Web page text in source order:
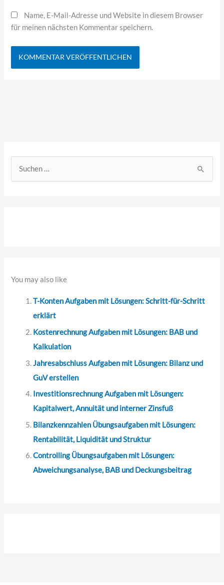
Name, E-Mail-Adresse und Website in diesem Browser
für meinen nächsten Kommentar speichern.
You may also like
T-Konten Aufgaben mit Lösungen: Schritt-für-Schritt
erklärt
Kostenrechnung Aufgaben mit Lösungen: BAB und
Kalkulation
Jahresabschluss Aufgaben mit Lösungen: Bilanz und
GuV erstellen
Investitionsrechnung Aufgaben mit Lösungen:
Kapitalwert, Annuität und interner Zinsfuß
Bilanzkennzahlen Übungsaufgaben mit Lösungen:
Rentabilität, Liquidität und Struktur
Controlling Übungsaufgaben mit Lösungen:
Abweichungsanalyse, BAB und Deckungsbeitrag